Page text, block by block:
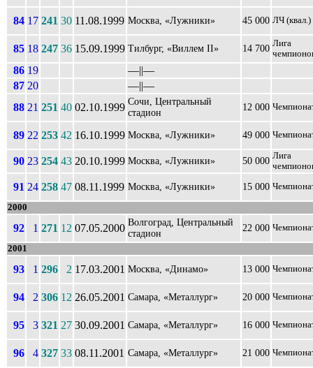
84 17 241 30 11.08.1999 Москва, «Лужники» 45 000 ЛЧ (квал.)
85 18 247 36 15.09.1999 Тилбург, «Виллем II» 14 700 Лига
86 19
––||––
87 20
––||––
88 21 251 40 02.10.1999 Сочи, Центральный
стадион
12 000
89 22 253 42 16.10.1999 Москва, «Лужники» 49 000
90 23 254 43 20.10.1999 Москва, «Лужники» 50 000 Лига
91 24 258 47 08.11.1999 Москва, «Лужники» 15 000
2000
92 1 271 12 07.05.2000 Волгоград, Центральный
стадион
22 000
2001
93 1 296 2 17.03.2001 Москва, «Динамо» 13 000
94 2 306 12 26.05.2001 Самара, «Металлург» 20 000
95 3 321 27 30.09.2001 Самара, «Металлург» 16 000
96 4 327 33 08.11.2001 Самара, «Металлург» 21 000